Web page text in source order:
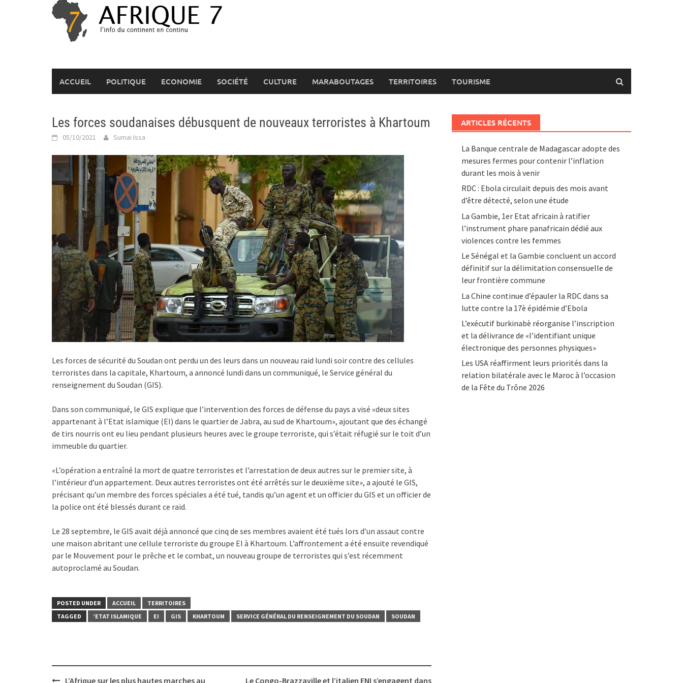
ACCUEIL POLITIQUE ECONOMIE SOCIÉTÉ CULTURE MARABOUTAGES TERRITOIRES TOURISME
Les forces soudanaises débusquent de nouveaux terroristes à Khartoum
05/10/2021 Sumai Issa
Les forces de sécurité du Soudan ont perdu un des leurs dans un nouveau raid lundi soir contre des cellules
terroristes dans la capitale, Khartoum, a annoncé lundi dans un communiqué, le Service général du
renseignement du Soudan (GIS).
Dans son communiqué, le GIS explique que l’intervention des forces de défense du pays a visé «deux sites
appartenant à l’Etat islamique (EI) dans le quartier de Jabra, au sud de Khartoum», ajoutant que des échangé
de tirs nourris ont eu lieu pendant plusieurs heures avec le groupe terroriste, qui s’était réfugié sur le toit d’un
immeuble du quartier.
«L’opération a entraîné la mort de quatre terroristes et l’arrestation de deux autres sur le premier site, à
l’intérieur d’un appartement. Deux autres terroristes ont été arrêtés sur le deuxième site», a ajouté le GIS,
précisant qu’un membre des forces spéciales a été tué, tandis qu’un agent et un officier du GIS et un officier de
la police ont été blessés durant ce raid.
Le 28 septembre, le GIS avait déjà annoncé que cinq de ses membres avaient été tués lors d’un assaut contre
une maison abritant une cellule terroriste du groupe EI à Khartoum. L’affrontement a été ensuite revendiqué
par le Mouvement pour le prêche et le combat, un nouveau groupe de terroristes qui s’est récemment
autoproclamé au Soudan.
POSTED UNDER ACCUEIL
TERRITOIRES
TAGGED
’ETAT ISLAMIQUE EI GIS KHARTOUM SERVICE GÉNÉRAL DU RENSEIGNEMENT DU SOUDAN SOUDAN
PostL’Afrique sur les plus hautes marches au Le Congo-Brazzaville et l’italien ENI s’engagent dans
ARTICLES RÉCENTS
La Banque centrale de Madagascar adopte des
mesures fermes pour contenir l’inflation
durant les mois à venir
RDC : Ebola circulait depuis des mois avant
d’être détecté, selon une étude
La Gambie, 1er Etat africain à ratifier
l’instrument phare panafricain dédié aux
violences contre les femmes
Le Sénégal et la Gambie concluent un accord
définitif sur la délimitation consensuelle de
leur frontière commune
La Chine continue d’épauler la RDC dans sa
lutte contre la 17è épidémie d’Ebola
L’exécutif burkinabè réorganise l’inscription
et la délivrance de «l’identifiant unique
électronique des personnes physiques»
Les USA réaffirment leurs priorités dans la
relation bilatérale avec le Maroc à l’occasion
de la Fête du Trône 2026